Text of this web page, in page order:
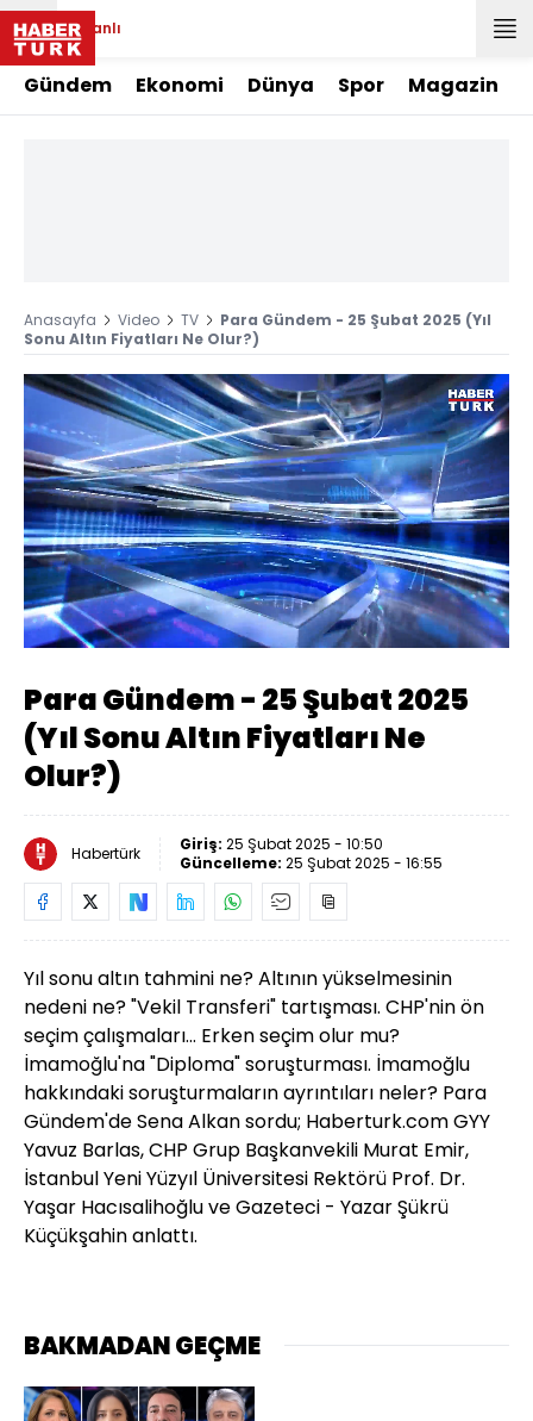
Canlı
Gündem Ekonomi Dünya Spor Magazin
Anasayfa Video TV
Para Gündem - 25 Şubat 2025 (Yıl
Sonu Altın Fiyatları Ne Olur?)
Sesi
Aç
Yüklendi:
0.74%
Oynatma
Hızı
Para Gündem - 25 Şubat 2025
(Yıl Sonu Altın Fiyatları Ne
Olur?)
Habertürk Giriş: 25 Şubat 2025 - 10:50
Güncelleme: 25 Şubat 2025 - 16:55
Yıl sonu altın tahmini ne? Altının yükselmesinin
nedeni ne? "Vekil Transferi" tartışması. CHP'nin ön
seçim çalışmaları... Erken seçim olur mu?
İmamoğlu'na "Diploma" soruşturması. İmamoğlu
hakkındaki soruşturmaların ayrıntıları neler? Para
Gündem'de Sena Alkan sordu; Haberturk.com GYY
Yavuz Barlas, CHP Grup Başkanvekili Murat Emir,
İstanbul Yeni Yüzyıl Üniversitesi Rektörü Prof. Dr.
Yaşar Hacısalihoğlu ve Gazeteci - Yazar Şükrü
Küçükşahin anlattı.
BAKMADAN GEÇME